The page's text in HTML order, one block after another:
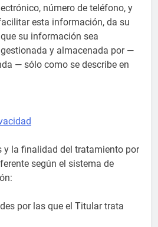
número de teléfono, y
esta información, da su
su información sea
y almacenada por —
— sólo como se describe en
y la finalidad del tratamiento por
según el sistema de
por las que el Titular trata